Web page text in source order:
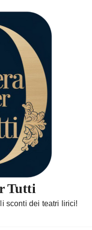
Tutti
sconti dei teatri lirici!